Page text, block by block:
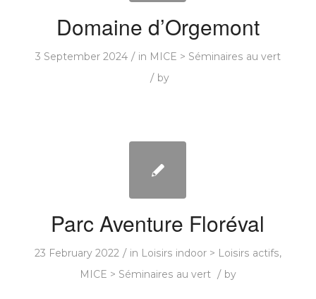
Domaine d’Orgemont
3 September 2024 / in MICE > Séminaires au vert
/ by
Parc Aventure Floréval
23 February 2022 / in Loisirs indoor > Loisirs actifs,
MICE > Séminaires au vert / by